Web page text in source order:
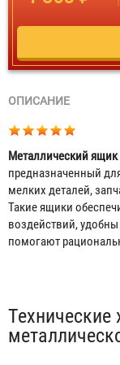
ОПИСАНИЕ
Металлический ящик
предназначенный
мелких деталей,
Такие ящики
воздействий,
помогают
Табы
Технические